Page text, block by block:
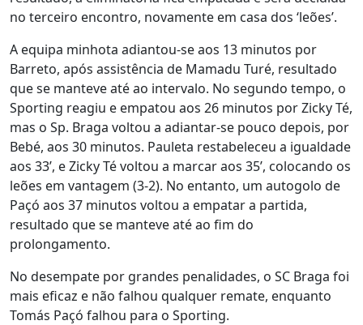
no terceiro encontro, novamente em casa dos ‘leões’.
A equipa minhota adiantou-se aos 13 minutos por
Barreto, após assistência de Mamadu Turé, resultado
que se manteve até ao intervalo. No segundo tempo, o
Sporting reagiu e empatou aos 26 minutos por Zicky Té,
mas o Sp. Braga voltou a adiantar-se pouco depois, por
Bebé, aos 30 minutos. Pauleta restabeleceu a igualdade
aos 33’, e Zicky Té voltou a marcar aos 35’, colocando os
leões em vantagem (3-2). No entanto, um autogolo de
Paçó aos 37 minutos voltou a empatar a partida,
resultado que se manteve até ao fim do
prolongamento.
No desempate por grandes penalidades, o SC Braga foi
mais eficaz e não falhou qualquer remate, enquanto
Tomás Paçó falhou para o Sporting.